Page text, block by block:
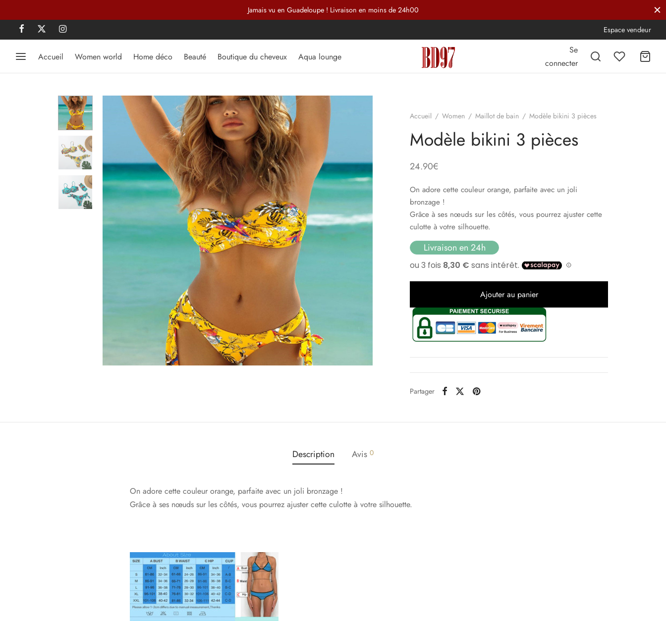
Jamais vu en Guadeloupe ! Livraison en moins de 24h00
Espace vendeur
Accueil Women world Home déco Beauté Boutique du cheveux Aqua lounge
Se
connecter
Accueil / Women / Maillot de bain / Modèle bikini 3 pièces
Modèle bikini 3 pièces
24.90€
On adore cette couleur orange, parfaite avec un joli
bronzage !
Grâce à ses nœuds sur les côtés, vous pourrez ajuster cette
culotte à votre silhouette.
Livraison en 24h
Ajouter au panier
Partager
Description Avis 0
On adore cette couleur orange, parfaite avec un joli bronzage !
Grâce à ses nœuds sur les côtés, vous pourrez ajuster cette culotte à votre silhouette.